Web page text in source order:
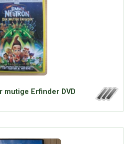
mutige Erfinder DVD